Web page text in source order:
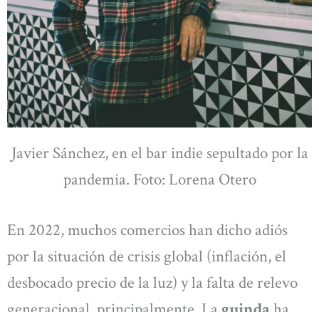
Javier Sánchez, en el bar indie sepultado por la
pandemia. Foto: Lorena Otero
En 2022, muchos comercios han dicho adiós
por la situación de crisis global (inflación, el
desbocado precio de la luz) y la falta de relevo